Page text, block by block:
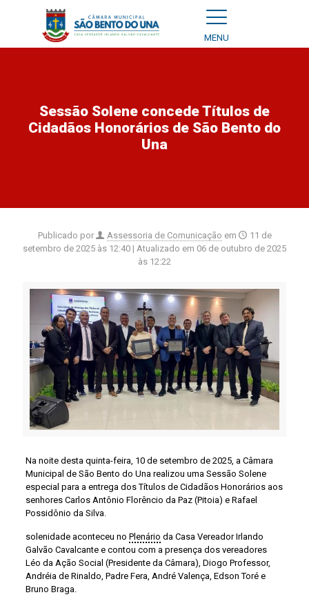
MENU
Sessão Solene concede Títulos de
Cidadãos Honorários de São Bento do
Una
Publicado por Assessoria de Comunicação em
11 de
setembro de 2025 às 12:40 | Atualizado em 06 de outubro de 2025
às 12:22
Na noite desta quinta-feira, 10 de setembro de 2025, a Câmara
Municipal de São Bento do Una realizou uma Sessão Solene
especial para a entrega dos Títulos de Cidadãos Honorários aos
senhores Carlos Antônio Florêncio da Paz (Pitoia) e Rafael
Possidônio da Silva.
solenidade aconteceu no Plenário da Casa Vereador Irlando
Galvão Cavalcante e contou com a presença dos vereadores
Léo da Ação Social (Presidente da Câmara), Diogo Professor,
Andréia de Rinaldo, Padre Fera, André Valença, Edson Toré e
Bruno Braga.